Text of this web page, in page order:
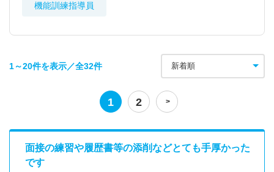
機能訓練指導員
1～20件を表示／全32件
1 2
面接の練習や履歴書等の添削などとても手厚かった
です